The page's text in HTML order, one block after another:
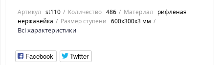
Артикул st110 Количество 486 Материал
рифленая
нержавейка
Размер ступени 600x300x3 мм
Всі характеристики
Facebook Twitter